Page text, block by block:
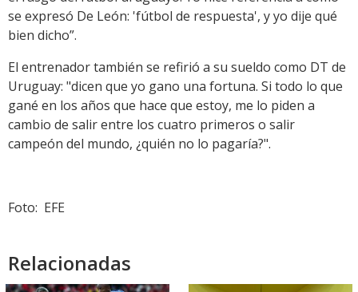
se expresó De León: 'fútbol de respuesta', y yo dije qué
bien dicho”.
El entrenador también se refirió a su sueldo como DT de
Uruguay: "dicen que yo gano una fortuna. Si todo lo que
gané en los años que hace que estoy, me lo piden a
cambio de salir entre los cuatro primeros o salir
campeón del mundo, ¿quién no lo pagaría?".
Foto: EFE
Relacionadas